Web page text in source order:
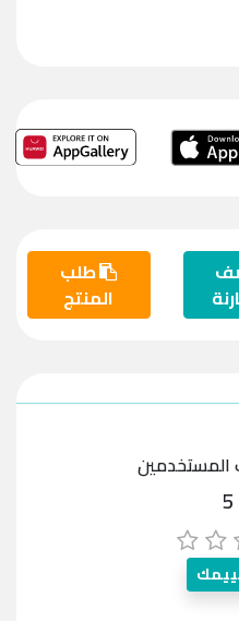
طلب
المنتج
المستخدمين